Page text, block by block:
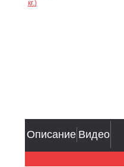
Описание Видео